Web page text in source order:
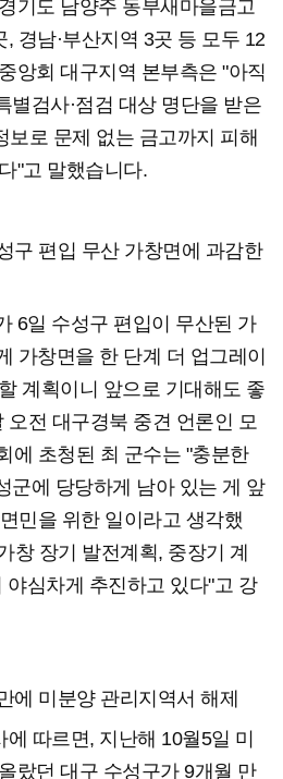
기도 남양주 동부새마을금고
경남·부산지역 3곳 등 모두 12
앙회 대구지역 본부측은 "아직
별검사·점검 대상 명단을 받은
보로 문제 없는 금고까지 피해
"고 말했습니다.
구 편입 무산 가창면에 과감한
6일 수성구 편입이 무산된 가
가창면을 한 단계 더 업그레이
계획이니 앞으로 기대해도 좋
오전 대구경북 중견 언론인 모
에 초청된 최 군수는 "충분한
군에 당당하게 남아 있는 게 앞
민을 위한 일이라고 생각했
창 장기 발전계획, 중장기 계
야심차게 추진하고 있다"고 강
에 미분양 관리지역서 해제
따르면, 지난해 10월5일 미
랐던 대구 수성구가 9개월 만